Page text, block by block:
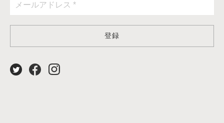
登録